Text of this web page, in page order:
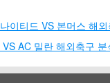
이티드 VS 본머스 해
AC 밀란 해외축구